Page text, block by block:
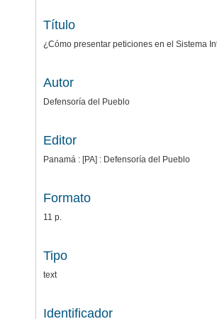
Título
¿Cómo presentar peticiones en el Sistema
Autor
Defensoría del Pueblo
Editor
Panamá : [PA] : Defensoría del Pueblo
Formato
11 p.
Tipo
text
Identificador